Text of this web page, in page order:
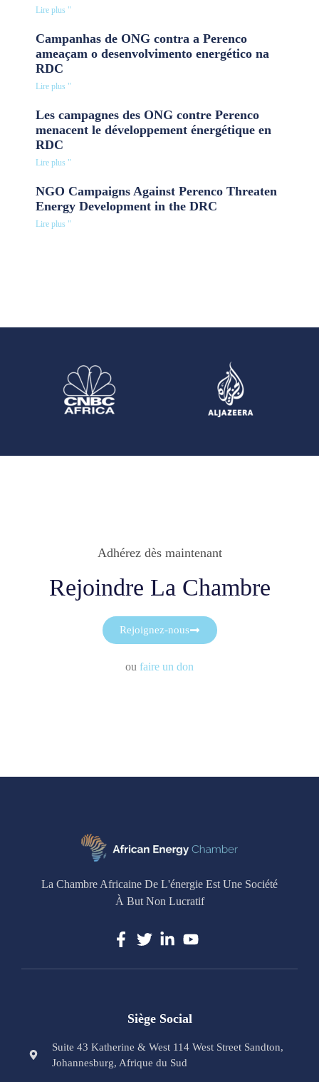
Lire plus "
Campanhas de ONG contra a Perenco
ameaçam o desenvolvimento energético na
RDC
Lire plus "
Les campagnes des ONG contre Perenco
menacent le développement énergétique en
RDC
Lire plus "
NGO Campaigns Against Perenco Threaten
Energy Development in the DRC
Lire plus "
Adhérez dès maintenant
Rejoindre La Chambre
Rejoignez-nous
ou faire un don
La Chambre Africaine De L'énergie Est Une Société
À But Non Lucratif
Siège Social
Suite 43 Katherine & West 114 West Street Sandton,
Johannesburg, Afrique du Sud